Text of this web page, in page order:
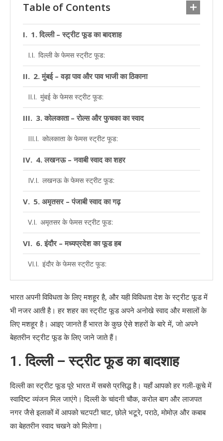
Table of Contents
1. दिल्ली – स्ट्रीट फूड का बादशाह
दिल्ली के फेमस स्ट्रीट फूड:
2. मुंबई – वड़ा पाव और पाव भाजी का ठिकाना
मुंबई के फेमस स्ट्रीट फूड:
3. कोलकाता – रोल्स और फुचका का स्वाद
कोलकाता के फेमस स्ट्रीट फूड:
4. लखनऊ – नवाबी स्वाद का शहर
लखनऊ के फेमस स्ट्रीट फूड:
5. अमृतसर – पंजाबी स्वाद का गढ़
अमृतसर के फेमस स्ट्रीट फूड:
6. इंदौर – मध्यप्रदेश का फूड हब
इंदौर के फेमस स्ट्रीट फूड:
जयपुर के फेमस स्ट्रीट फूड:
8. हैदराबाद – बिरयानी का स्वाद
9. बेंगलुरु – साउथ इंडियन स्वाद
बेंगलुरु के फेमस स्ट्रीट फूड:
निष्कर्ष
भारत अपनी विविधता के लिए मशहूर है, और यही विविधता देश के स्ट्रीट फूड में
भी नजर आती है। हर शहर का स्ट्रीट फूड अपने अनोखे स्वाद और मसालों के
लिए मशहूर है। आइए जानते हैं भारत के कुछ ऐसे शहरों के बारे में, जो अपने
बेहतरीन स्ट्रीट फूड के लिए जाने जाते हैं।
1.दिल्ली – स्ट्रीट फूड का बादशाह
दिल्ली का स्ट्रीट फूड पूरे भारत में सबसे प्रसिद्ध है। यहाँ आपको हर गली-कूचे में
स्वादिष्ट व्यंजन मिल जाएंगे। दिल्ली के चांदनी चौक, करोल बाग और लाजपत
नगर जैसे इलाकों में आपको चटपटी चाट, छोले भटूरे, पराठे, मोमोज़ और कबाब
का बेहतरीन स्वाद चखने को मिलेगा।